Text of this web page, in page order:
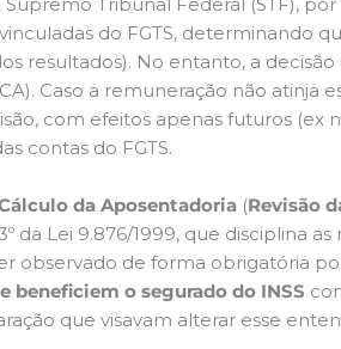
Supremo Tribunal Federal (STF),
do FGTS, determinando
resultados). No entanto, a
Caso a remuneração não atinja
com efeitos apenas futuros (ex
contas do FGTS.
da Aposentadoria (Revisão
da Lei 9.876/1999, que disciplina
observado de forma obrigatória
o segurado do INSS
que visavam alterar esse